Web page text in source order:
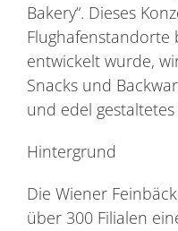
Bakery“. Dieses
Flughafenstandorte
entwickelt wurde,
Snacks und
und edel
Hintergrund
Die Wiener
über 300 Filialen